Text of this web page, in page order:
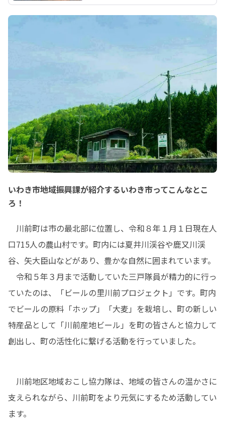
いわき市地域振興課が紹介するいわき市ってこんなとこ
ろ！
川前町は市の最北部に位置し、令和８年１月１日現在人
口715人の農山村です。町内には夏井川渓谷や鹿又川渓
谷、矢大臣山などがあり、豊かな自然に囲まれています。
令和５年３月まで活動していた三戸隊員が精力的に行っ
ていたのは、「ビールの里川前プロジェクト」です。町内
でビールの原料「ホップ」「大麦」を栽培し、町の新しい
特産品として「川前産地ビール」を町の皆さんと協力して
創出し、町の活性化に繋げる活動を行っていました。
川前地区地域おこし協力隊は、地域の皆さんの温かさに
支えられながら、川前町をより元気にするため活動してい
ます。